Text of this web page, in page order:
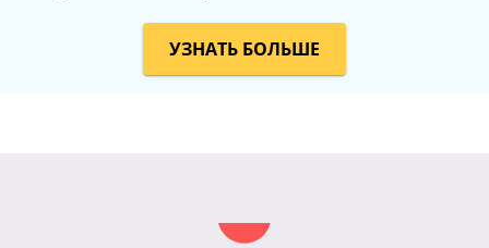
УЗНАТЬ БОЛЬШЕ